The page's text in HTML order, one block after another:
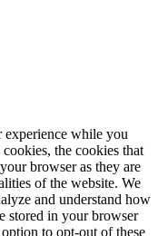
experience while you
the cookies that
browser as they are
of the website. We
and understand how
stored in your browser
to opt-out of these